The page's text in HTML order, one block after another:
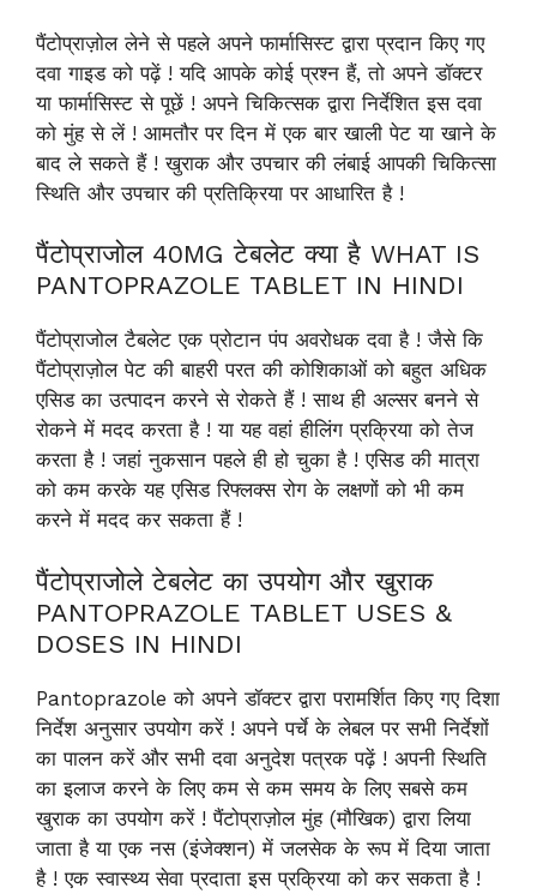
पैंटोप्राज़ोल लेने से पहले अपने फार्मासिस्ट द्वारा प्रदान किए गए
दवा गाइड को पढ़ें ! यदि आपके कोई प्रश्न हैं, तो अपने डॉक्टर
या फार्मासिस्ट से पूछें ! अपने चिकित्सक द्वारा निर्देशित इस दवा
को मुंह से लें ! आमतौर पर दिन में एक बार खाली पेट या खाने के
बाद ले सकते हैं ! खुराक और उपचार की लंबाई आपकी चिकित्सा
स्थिति और उपचार की प्रतिक्रिया पर आधारित है !
पैंटोप्राजोल 40MG टेबलेट क्या है WHAT IS
PANTOPRAZOLE TABLET IN HINDI
पैंटोप्राजोल टैबलेट एक प्रोटान पंप अवरोधक दवा है ! जैसे कि
पैंटोप्राज़ोल पेट की बाहरी परत की कोशिकाओं को बहुत अधिक
एसिड का उत्पादन करने से रोकते हैं ! साथ ही अल्सर बनने से
रोकने में मदद करता है ! या यह वहां हीलिंग प्रक्रिया को तेज
करता है ! जहां नुकसान पहले ही हो चुका है ! एसिड की मात्रा
को कम करके यह एसिड रिफ्लक्स रोग के लक्षणों को भी कम
करने में मदद कर सकता हैं !
पैंटोप्राजोले टेबलेट का उपयोग और खुराक
PANTOPRAZOLE TABLET USES &
DOSES IN HINDI
Pantoprazole को अपने डॉक्टर द्वारा परामर्शित किए गए दिशा
निर्देश अनुसार उपयोग करें ! अपने पर्चे के लेबल पर सभी निर्देशों
का पालन करें और सभी दवा अनुदेश पत्रक पढ़ें ! अपनी स्थिति
का इलाज करने के लिए कम से कम समय के लिए सबसे कम
खुराक का उपयोग करें ! पैंटोप्राज़ोल मुंह (मौखिक) द्वारा लिया
जाता है या एक नस (इंजेक्शन) में जलसेक के रूप में दिया जाता
है ! एक स्वास्थ्य सेवा प्रदाता इस प्रक्रिया को कर सकता है !